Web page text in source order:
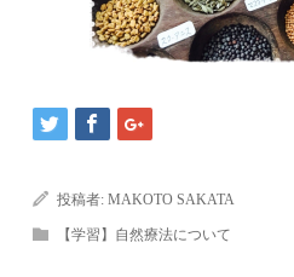
投稿者:MAKOTO SAKATA
【学習】自然療法について